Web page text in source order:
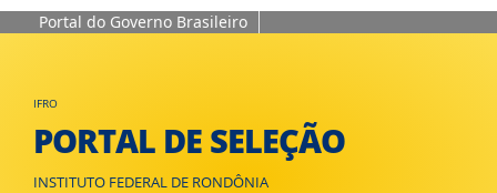
Portal do Governo Brasileiro
IFRO
PORTAL DE SELEÇÃO
INSTITUTO FEDERAL DE RONDÔNIA